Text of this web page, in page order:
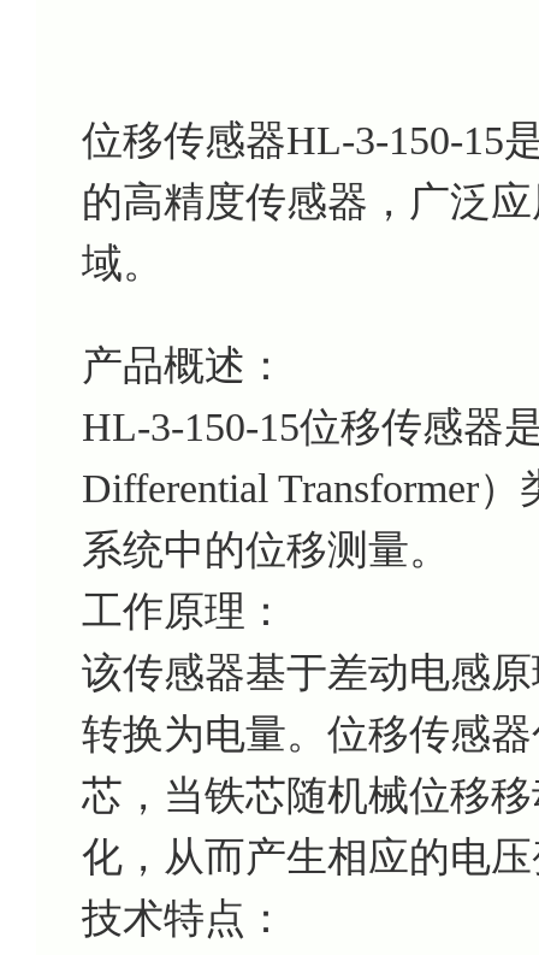
位移传感器HL-3-150-15
的高精度传感器，广泛
域。
产品概述：
HL-3-150-15位移传感器
Differential Transformer
系统中的位移测量。
工作原理：
该传感器基于差动电感
转换为电量。位移传感
芯，当铁芯随机械位移
化，从而产生相应的电
技术特点：